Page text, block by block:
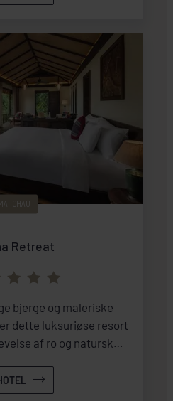
MAI CHAU
Retreat
bjerge og maleriske
dette luksuriøse resort
af ro og naturskøn
smagsoplevelser.